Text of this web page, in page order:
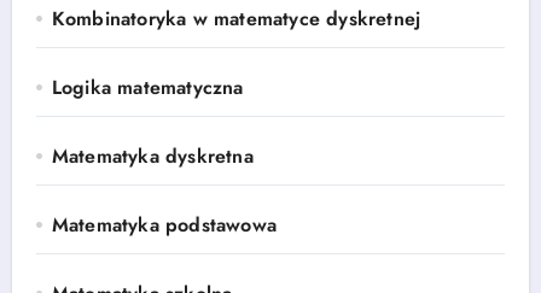
Kombinatoryka w matematyce dyskretnej
Logika matematyczna
Matematyka dyskretna
Matematyka podstawowa